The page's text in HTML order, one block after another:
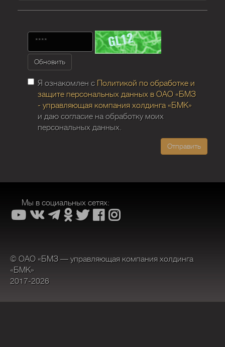
Обновить
Я ознакомлен с Политикой по обработке и
защите персональных данных в ОАО «БМЗ
- управляющая компания холдинга «БМК»
и даю согласие на обработку моих
персональных данных.
Отправить
Мы в социальных сетях:
© ОАО «БМЗ — управляющая компания холдинга
«БМК»
2017-2026